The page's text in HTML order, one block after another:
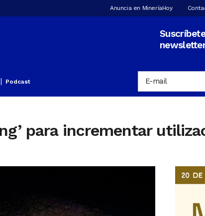
Anuncia en MineríaHoy
Podcast
para incrementar